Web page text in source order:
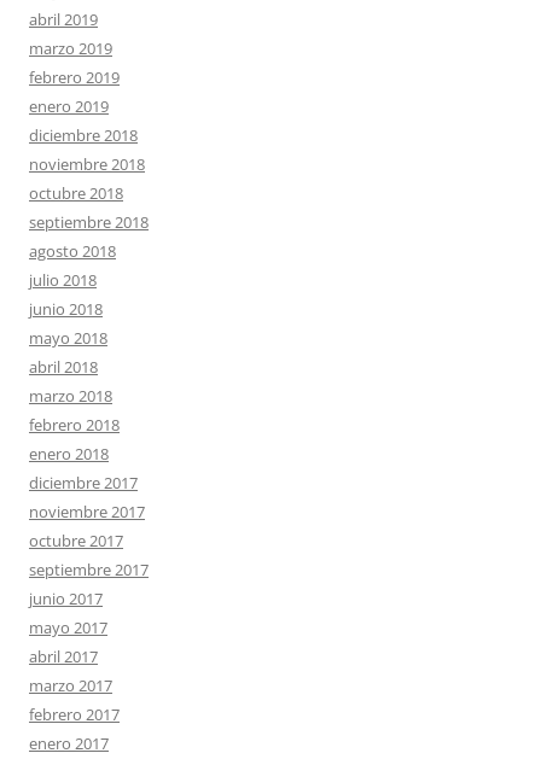
abril 2019
marzo 2019
febrero 2019
enero 2019
diciembre 2018
noviembre 2018
octubre 2018
septiembre 2018
agosto 2018
julio 2018
junio 2018
mayo 2018
abril 2018
marzo 2018
febrero 2018
enero 2018
diciembre 2017
noviembre 2017
octubre 2017
septiembre 2017
junio 2017
mayo 2017
abril 2017
marzo 2017
febrero 2017
enero 2017